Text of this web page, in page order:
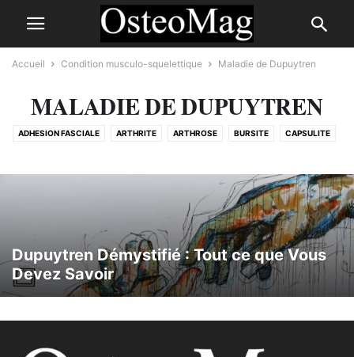
Accueil Condition musculo-squelettique Maladie de Dupuytren
MALADIE DE DUPUYTREN
ADHESION FASCIALE ARTHRITE ARTHROSE BURSITE CAPSULITE
CONDITION AUTO-IMMUNE
DÉCHIRURE LIGAMENT
DÉCHIRURE TENDON DIASTASES ENTORSE
FASCIITE PLANTAIRE FIBROMYALGIE FRACTURE
FRACTURE DE FATIGUE GOUTTE HALLUX VALGUS (OIGNON)
HERNIE DISCALE LOMBALGIE LORDOSE LOMBAIRE
OSTÉOARTHRITE OSTÉOCHONDRITE DISSÉQUANTE OSTÉOPOROSE
Dupuytren Démystifié : Tout ce que Vous
Devez Savoir